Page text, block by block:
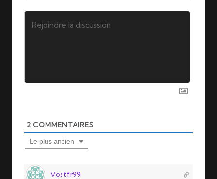
2 COMMENTAIRES
Le plus ancien
Vostfr99